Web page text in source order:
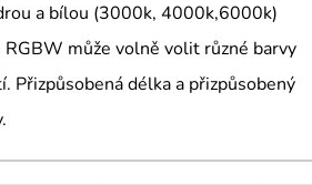
a bílou (3000k, 4000k,6000k)
RGBW může volně volit různé barvy
Přizpůsobená délka a přizpůsobený